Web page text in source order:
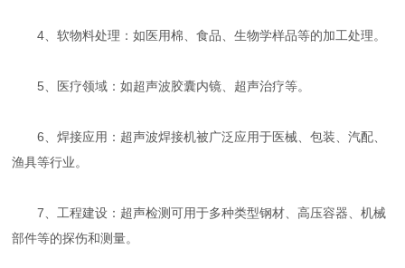
4、软物料处理：如医用棉、食品、生物学样品等的加工处理。
5、医疗领域：如超声波胶囊内镜、超声治疗等。
6、焊接应用：超声波焊接机被广泛应用于医械、包装、汽配、
渔具等行业。
7、工程建设：超声检测可用于多种类型钢材、高压容器、机械
部件等的探伤和测量。